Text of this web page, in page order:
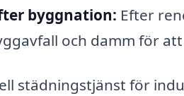
byggnation: Efter
och damm för
städningstjänst för